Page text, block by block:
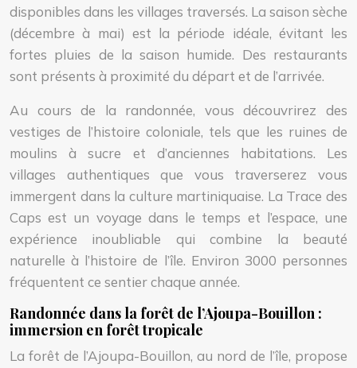
disponibles dans les villages traversés. La saison sèche
(décembre à mai) est la période idéale, évitant les
fortes pluies de la saison humide. Des restaurants
sont présents à proximité du départ et de l’arrivée.
Au cours de la randonnée, vous découvrirez des
vestiges de l’histoire coloniale, tels que les ruines de
moulins à sucre et d’anciennes habitations. Les
villages authentiques que vous traverserez vous
immergent dans la culture martiniquaise. La Trace des
Caps est un voyage dans le temps et l’espace, une
expérience inoubliable qui combine la beauté
naturelle à l’histoire de l’île. Environ 3000 personnes
fréquentent ce sentier chaque année.
Randonnée dans la forêt de l’Ajoupa-Bouillon :
immersion en forêt tropicale
La forêt de l’Ajoupa-Bouillon, au nord de l’île, propose